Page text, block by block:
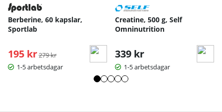
Berberine, 60 kapslar,
Sportlab
195 kr Ordinarie pris:
279 kr
1-5 arbetsdagar
Creatine, 500 g, Self
Omninutrition
339 kr
1-5 arbetsdagar